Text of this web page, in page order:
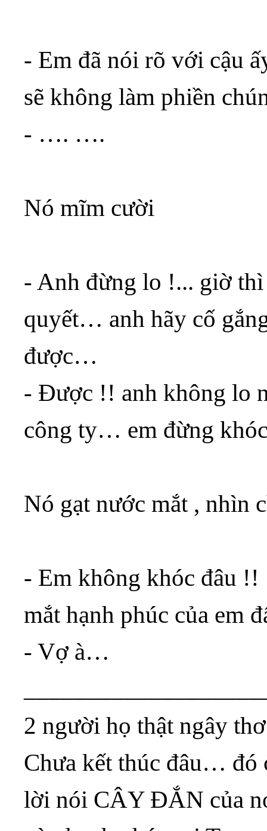
- Em đã nói rõ với cậu
sẽ không làm phiền
- …. ….
Nó mĩm cười
- Anh đừng lo !... giờ
quyết… anh hãy cố
được…
- Được !! anh không lo
công ty… em đừng
Nó gạt nước mắt , nhìn
- Em không khóc đâu
mắt hạnh phúc của em
- Vợ à…
2 người họ thật ngây
Chưa kết thúc đâu…
lời nói CÂY ĐẮN của